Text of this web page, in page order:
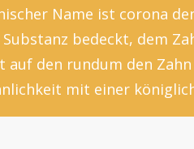
Name ist corona
bedeckt, dem
auf den rundum den
mit einer